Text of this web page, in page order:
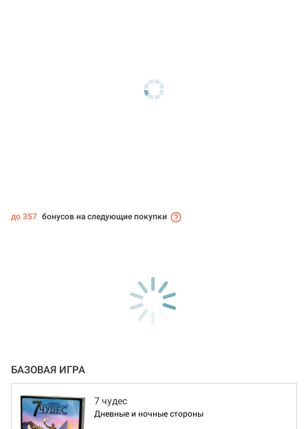
до 357 бонусов на следующие покупки
БАЗОВАЯ ИГРА
7 чудес
Дневные и ночные стороны